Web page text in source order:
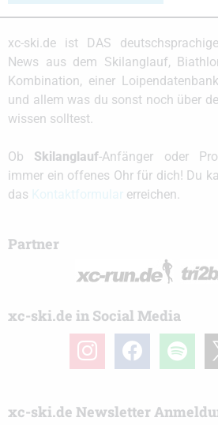
xc-ski.de ist DAS
News aus dem Skilanglauf,
Kombination, einer
und allem was du sonst noch über
wissen solltest.
Ob Skilanglauf-Anfänger oder
immer ein offenes Ohr für dich! Du
das
erreichen.
Partner
xc-ski.de in Social Media
instagramfacebook spotify
xc-ski.de Newsletter